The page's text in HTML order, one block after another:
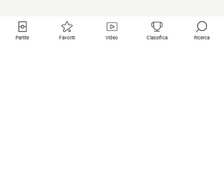
Partite Favoriti Video Classifica Ricerca